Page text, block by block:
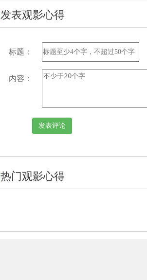
发表观影心得
标题：
内容：
热门观影心得